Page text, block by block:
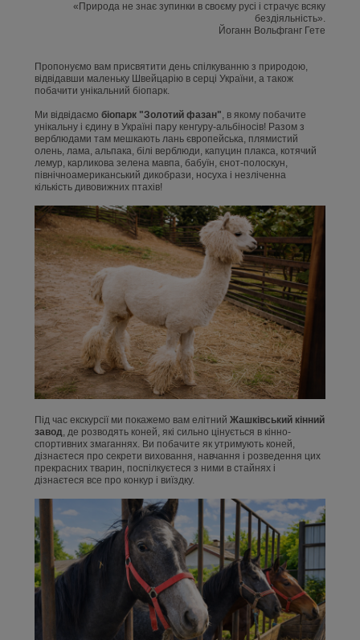
«Природа не знає зупинки в своєму русі і страчує всяку
бездіяльність».
Йоганн Вольфганг Гете
Пропонуємо вам присвятити день спілкуванню з природою,
відвідавши маленьку Швейцарію в серці України, а також
побачити унікальний біопарк.
Ми відвідаємо біопарк "Золотий фазан", в якому побачите
унікальну і єдину в Україні пару кенгуру-альбіносів! Разом з
верблюдами там мешкають лань європейська, плямистий
олень, лама, альпака, білі верблюди, капуцин плакса, котячий
лемур, карликова зелена мавпа, бабуїн, єнот-полоскун,
північноамериканський дикобрази, носуха і незліченна
кількість дивовижних птахів!
Під час екскурсії ми покажемо вам елітний Жашківський кінний
завод, де розводять коней, які сильно цінується в кінно-
спортивних змаганнях. Ви побачите як утримують коней,
дізнаєтеся про секрети виховання, навчання і розведення цих
прекрасних тварин, поспілкуєтеся з ними в стайнях і
дізнаєтеся все про конкур і виїздку.